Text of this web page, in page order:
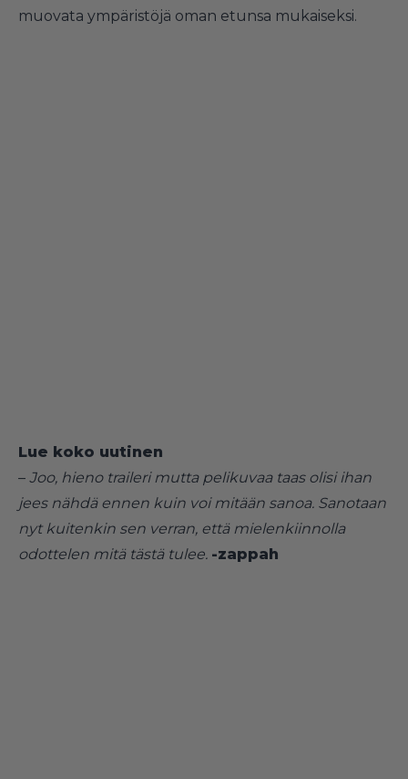
muovata ympäristöjä oman etunsa mukaiseksi.
Lue koko uutinen
– Joo, hieno traileri mutta pelikuvaa taas olisi ihan
jees nähdä ennen kuin voi mitään sanoa. Sanotaan
nyt kuitenkin sen verran, että mielenkiinnolla
odottelen mitä tästä tulee. -zappah